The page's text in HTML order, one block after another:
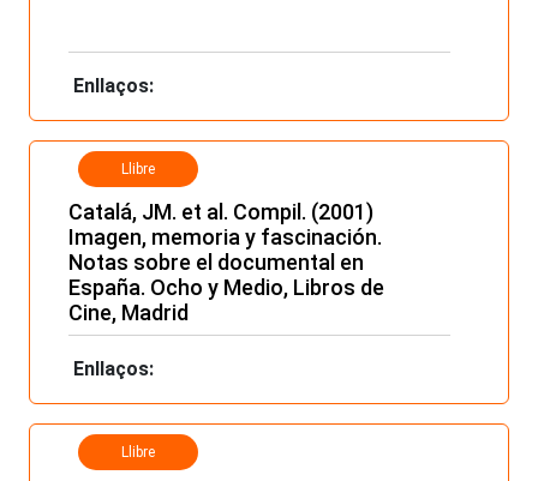
Enllaços:
Llibre
Catalá, JM. et al. Compil. (2001)
Imagen, memoria y fascinación.
Notas sobre el documental en
España. Ocho y Medio, Libros de
Cine, Madrid
Enllaços:
Llibre